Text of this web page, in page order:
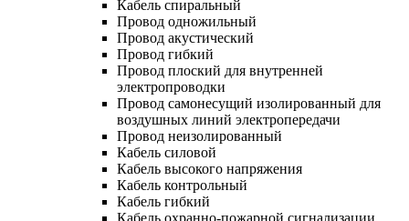
Кабель спиральный
Провод одножильный
Провод акустический
Провод гибкий
Провод плоский для внутренней
электропроводки
Провод самонесущий изолированный для
воздушных линий электропередачи
Провод неизолированный
Кабель силовой
Кабель высокого напряжения
Кабель контрольный
Кабель гибкий
Кабель охранно-пожарной сигнализации